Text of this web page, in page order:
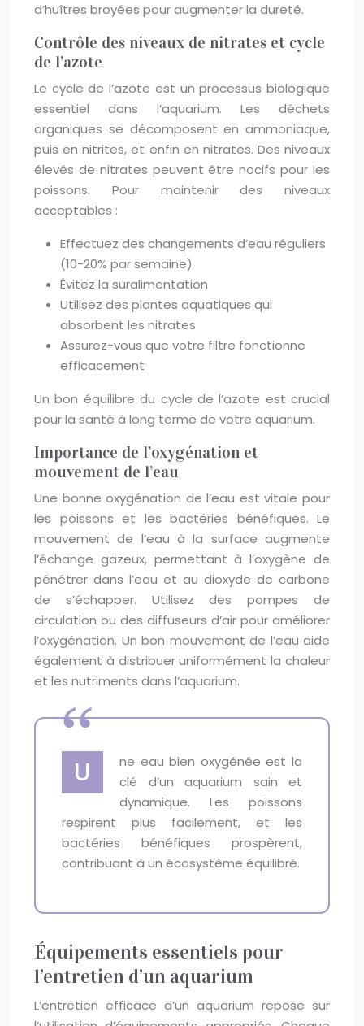
d’huîtres broyées pour augmenter la dureté.
Contrôle des niveaux de nitrates et cycle
de l’azote
Le cycle de l’azote est un processus biologique
essentiel dans l’aquarium. Les déchets
organiques se décomposent en ammoniaque,
puis en nitrites, et enfin en nitrates. Des niveaux
élevés de nitrates peuvent être nocifs pour les
poissons. Pour maintenir des niveaux
acceptables :
Effectuez des changements d’eau réguliers
(10-20% par semaine)
Évitez la suralimentation
Utilisez des plantes aquatiques qui
absorbent les nitrates
Assurez-vous que votre filtre fonctionne
efficacement
Un bon équilibre du cycle de l’azote est crucial
pour la santé à long terme de votre aquarium.
Importance de l’oxygénation et
mouvement de l’eau
Une bonne oxygénation de l’eau est vitale pour
les poissons et les bactéries bénéfiques. Le
mouvement de l’eau à la surface augmente
l’échange gazeux, permettant à l’oxygène de
pénétrer dans l’eau et au dioxyde de carbone
de s’échapper. Utilisez des pompes de
circulation ou des diffuseurs d’air pour améliorer
l’oxygénation. Un bon mouvement de l’eau aide
également à distribuer uniformément la chaleur
et les nutriments dans l’aquarium.
U
ne eau bien oxygénée est la
clé d’un aquarium sain et
dynamique. Les poissons
respirent plus facilement, et les
bactéries bénéfiques prospèrent,
contribuant à un écosystème équilibré.
Équipements essentiels pour
l’entretien d’un aquarium
L’entretien efficace d’un aquarium repose sur